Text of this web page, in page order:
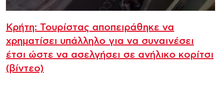
Κρήτη: Τουρίστας αποπειράθηκε να
χρηματίσει υπάλληλο για να συναινέσει
έτσι ώστε να ασελγήσει σε ανήλικο κορίτσι
(βίντεο)